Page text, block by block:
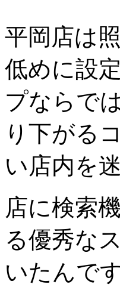
平岡店は
低めに設
プならで
り下がる
い店内を
店に検索
る優秀な
いたんで